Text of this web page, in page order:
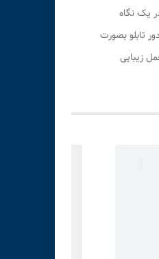
یک نگاه
تابلو بصورت
زیبایی